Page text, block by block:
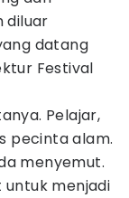
diluar
datang
Festival
Pelajar,
pecinta alam.
menyemut.
menjadi